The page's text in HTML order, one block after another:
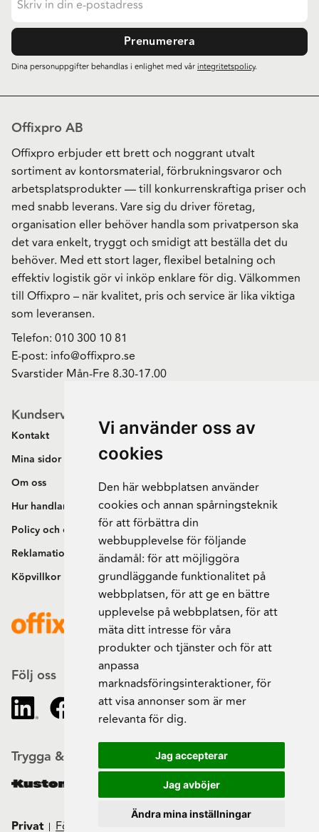
Vi använder oss av
cookies
Den här webbplatsen använder
cookies och annan spårningsteknik
för att förbättra din
webbupplevelse för följande
ändamål: för att möjliggöra
grundläggande funktionalitet på
webbplatsen,för att ge en bättre
upplevelse på webbplatsen,för att
mäta ditt intresse för våra
produkter och tjänster och för att
anpassa
marknadsföringsinteraktioner,för
att visa annonser som är mer
relevanta för dig.
Jag accepterar
Jag avböjer
Ändra mina inställningar
Prenumerera
Dina personuppgifter behandlas i enlighet med vårintegritetspolicy.
Offixpro AB
Offixpro erbjuder ett brett och noggrant utvalt
sortiment av kontorsmaterial, förbrukningsvaror och
arbetsplatsprodukter — till konkurrenskraftiga priser och
med snabb leverans. Vare sig du driver företag,
organisation eller behöver handla som privatperson ska
det vara enkelt, tryggt och smidigt att beställa det du
behöver. Med ett stort lager, flexibel betalning och
effektiv logistik gör vi inköp enklare för dig. Välkommen
till Offixpro – när kvalitet, pris och service är lika viktiga
som leveransen.
Telefon: 010 300 10 81
E-post: info@offixpro.se
Svarstider Mån-Fre 8.30-17.00
Kundservice
Kontakt
Mina sidor
Om oss
Hur handlar jag?
Policy och cookies
Reklamation och retur
Köpvillkor
Följ oss
Trygga & säkra beställningar
Privat Företag